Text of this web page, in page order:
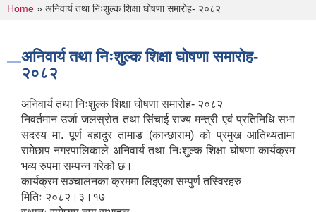
You are here
Home » अनिवार्य तथा निःशुल्क शिक्षा घोषणा समारोह- २०८२
अनिवार्य तथा निःशुल्क शिक्षा घोषणा समारोह-
२०८२
अनिवार्य तथा निःशुल्क शिक्षा घोषणा समारोह- २०८२
निवर्तमान उर्जा जलस्रोत तथा सिंचाई राज्य मन्त्री एवं प्रतिनिधि सभा
सदस्य मा. पूर्ण बहादुर तामाङ (कान्छाराम) को प्रमुख आतिथ्यतामा
रामेछाप नगरपालिकाले अनिवार्य तथा निःशुल्क शिक्षा घोषणा कार्यक्रम
भव्य रुपमा सम्पन्न गरेको छ।
कार्यक्रम सञ्चालनका क्रममा लिइएका सम्पुर्ण तस्विरहरु
मितिः २०८२।३।१७